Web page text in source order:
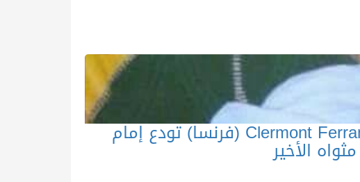
الجالية المسلمة بمدينة كلرمون فرون Clermont Ferrand (فرنسا) تودع إمام
الأخير